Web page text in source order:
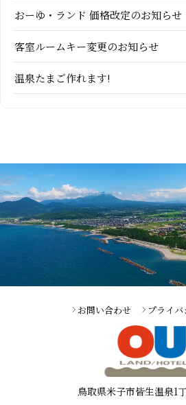
おーゆ・ランド 価格改定のお知らせ
客室ルームキー変更のお知らせ
温泉たまご作れます!
お問い合わせ プライ
鳥取県米子市皆生温泉1